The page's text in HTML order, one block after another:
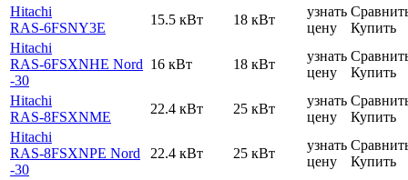
Hitachi
RAS-6FSNY3E
15.5 кВт 18 кВт
узнать
цену
Купить
Hitachi
RAS-6FSXNHE Nord
-30
16 кВт 18 кВт
узнать
цену
Купить
Hitachi
RAS-8FSXNME
22.4 кВт 25 кВт
узнать
цену
Купить
Hitachi
RAS-8FSXNPE Nord
-30
22.4 кВт 25 кВт
узнать
цену
Купить